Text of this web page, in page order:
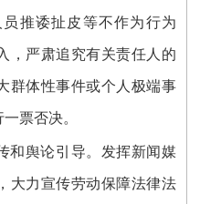
推诿扯皮等不作为行为
，严肃追究有关责任人的
群体性事件或个人极端事
票否决。
和舆论引导。发挥新闻媒
大力宣传劳动保障法律法